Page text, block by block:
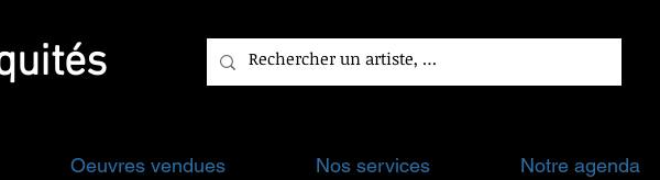
Oeuvres vendues Nos services Notre agenda